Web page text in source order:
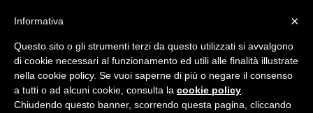
×
Informativa
Questo sito o gli strumenti terzi da questo utilizzati si avvalgono
di cookie necessari al funzionamento ed utili alle finalità illustrate
nella cookie policy. Se vuoi saperne di più o negare il consenso
a tutti o ad alcuni cookie, consulta la cookie policy
Chiudendo questo banner, scorrendo questa pagina, cliccando